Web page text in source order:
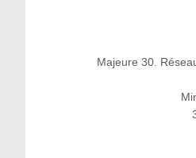
Majeure 30.